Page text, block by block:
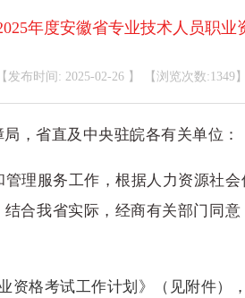
年度安徽省专业技术人员职
【发布时间: 2025-02-26 】 【浏览次数
，省直及中央驻皖各有关单位：
理服务工作，根据人力资源社
合我省实际，经商有关部门同
资格考试工作计划》（见附件